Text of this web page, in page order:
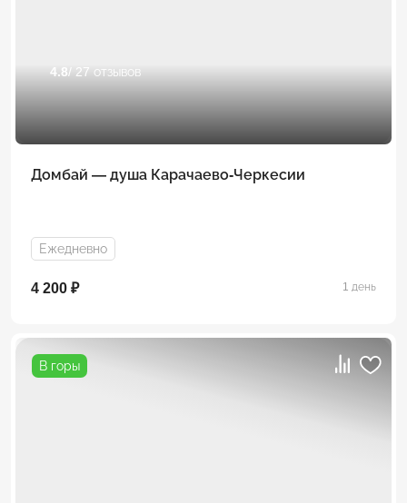
4.8/ 27 отзывов
Домбай — душа Карачаево-Черкесии
Ежедневно
4 200 ₽ 1 день
В горы